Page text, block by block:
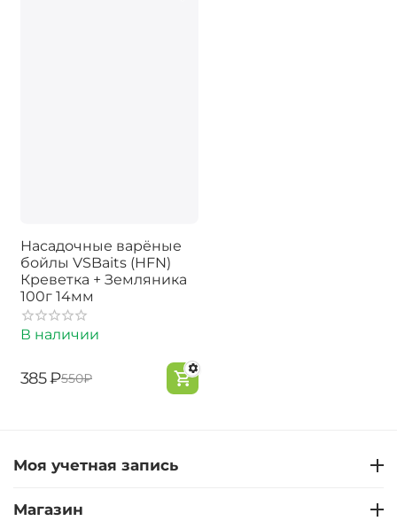
Насадочные варёные
бойлы VSBaits (HFN)
Креветка + Земляника
100г 14мм
В наличии
‍385‍₽‍550‍₽
Моя учетная запись
Магазин